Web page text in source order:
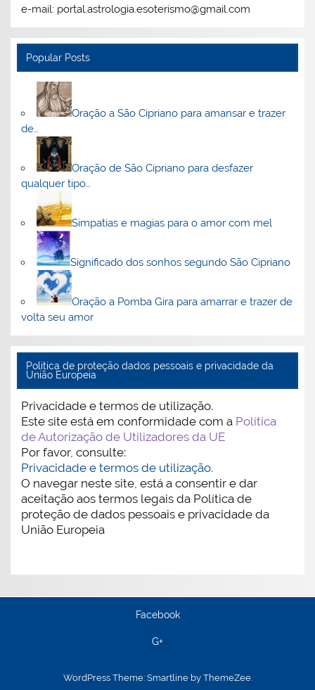
e-mail: portal.astrologia.esoterismo@gmail.com
Popular Posts
Oração a São Cipriano para amansar e trazer
de…
Oração de São Cipriano para desfazer
qualquer tipo…
Simpatias e magias para o amor com mel
Significado dos sonhos segundo São Cipriano
Oração a Pomba Gira para amarrar e trazer de
volta seu amor
Politica de proteção dados pessoais e privacidade da
União Europeia
Privacidade e termos de utilização.
Este site está em conformidade com a Política
de Autorização de Utilizadores da UE
Por favor, consulte:
Privacidade e termos de utilização.
O navegar neste site, está a consentir e dar
aceitação aos termos legais da Política de
proteção de dados pessoais e privacidade da
União Europeia
Facebook
G+
WordPress Theme: Smartline by ThemeZee.